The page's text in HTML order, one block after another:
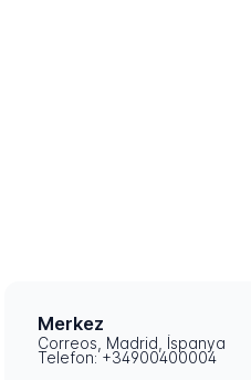
Merkez
Correos, Madrid, İspanya
Telefon: +34900400004